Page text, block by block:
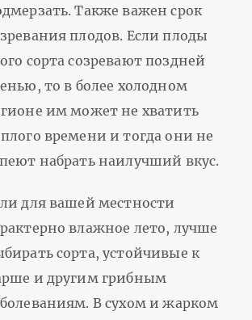
Также важен срок
плодов. Если плоды
сорта созревают поздней
то в более холодном
им может не хватить
времени и тогда они не
набрать наилучший вкус.
для вашей местности
влажное лето, лучше
сорта, устойчивые к
и другим грибным
В сухом и жарком